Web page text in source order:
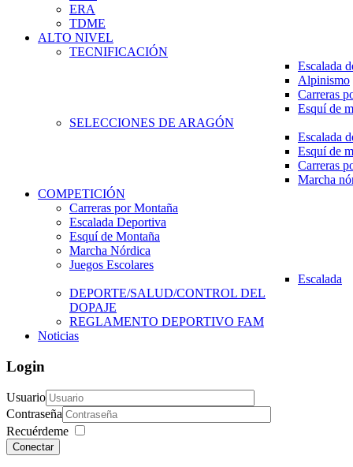
ERA
TDME
ALTO NIVEL
TECNIFICACIÓN
Escalada
Alpinismo
Carreras
Esquí de
SELECCIONES DE ARAGÓN
Escalada
Esquí de
Carreras
Marcha
COMPETICIÓN
Carreras por Montaña
Escalada Deportiva
Esquí de Montaña
Marcha Nórdica
Juegos Escolares
Escalada
DEPORTE/SALUD/CONTROL DEL
DOPAJE
REGLAMENTO DEPORTIVO FAM
Noticias
Login
Usuario
Contraseña
Recuérdeme
Conectar